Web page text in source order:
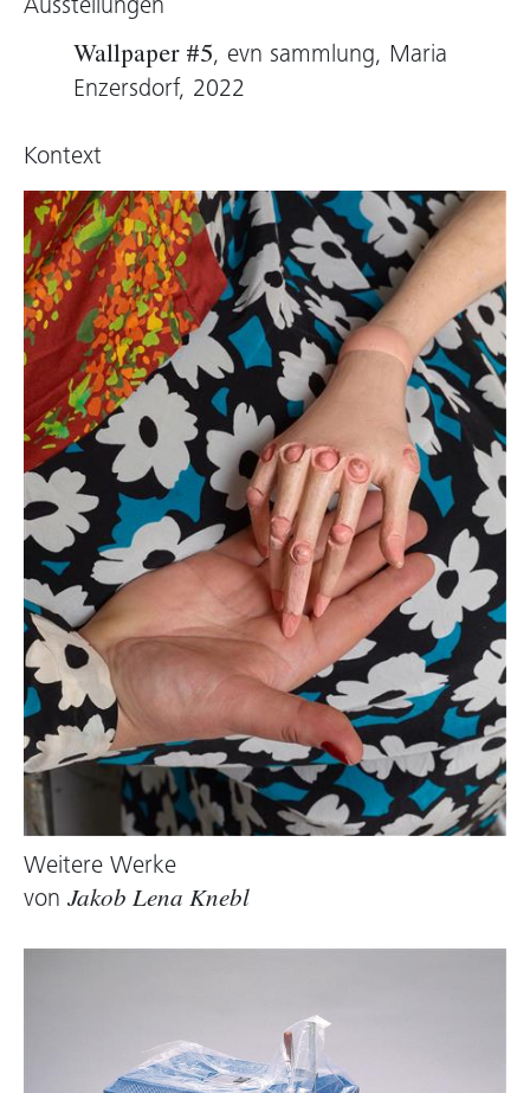
Das Gesicht ist übersät mit roten Flecken, über
der Stirn sind sie blau. Darunter befindet sich
ein grüner, geschlechtsloser Körper, eine
ausgestopfte Puppe, jeweils ein Bein und ein
Arm sind amputiert. Der Körper ist
hauteng. Knebl geht es um die Mensch-Ding-
Beziehungen, um Grenzverschiebungen des
Geschmacks und die Gratwanderungen zur
Sexualität. Dabei sind Rollen bedeutsam,
Verkleidungen, Inszenierungen und
Projektionen. “Ich bin von der Figur des
Harlekins oder Narr des Königs inspiriert, er
hatte die Funktion, Dinge anzusprechen, die
andere nicht aussprechen dürfen.“
Thomas D. Trummer, 2021
Ausstellungen
Wallpaper #5, evn sammlung, Maria
Enzersdorf, 2022
Kontext
Weitere Werke
von Jakob Lena Knebl